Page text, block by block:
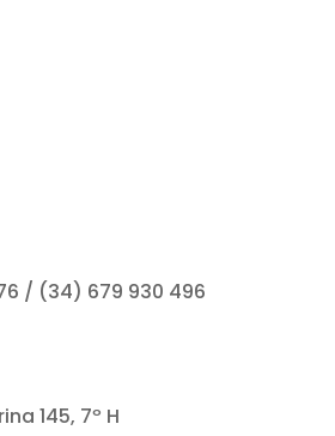
/ (34) 679 930 496
145, 7º H